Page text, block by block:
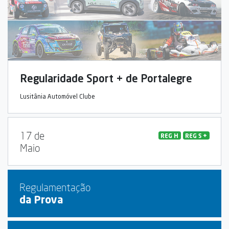
Regularidade Sport + de Portalegre
Lusitânia Automóvel Clube
17 de
Maio
REG H REG S +
Regulamentação
da Prova